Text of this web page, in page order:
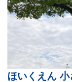
ほいくえん